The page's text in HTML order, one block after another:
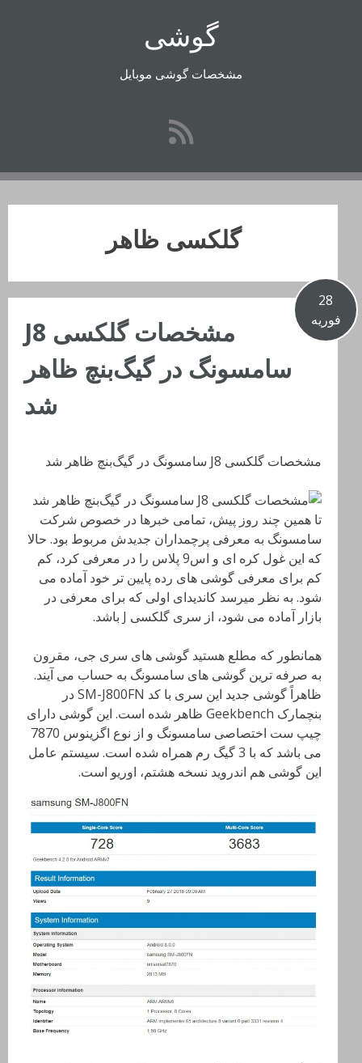
گوشی
مشخصات گوشی موبایل
گلکسی ظاهر
28
فوریه
مشخصات گلکسی J8
سامسونگ در گیگ‌بنچ ظاهر
شد
مشخصات گلکسی J8 سامسونگ در گیگ‌بنچ ظاهر شد
تا همین چند روز پیش، تمامی خبرها در خصوص شرکت
سامسونگ به معرفی پرچمداران جدیدش مربوط بود. حالا
که این غول کره ای و اس9 پلاس را در معرفی کرد، کم
کم برای معرفی گوشی های رده پایین تر خود آماده می
شود. به نظر میرسد کاندیدای اولی که برای معرفی در
بازار آماده می شود، از سری گلکسی J باشد.
همانطور که مطلع هستید گوشی های سری جی، مقرون
به صرفه ترین گوشی های سامسونگ به حساب می آیند.
ظاهراً گوشی جدید این سری با کد SM-J800FN در
بنچمارک Geekbench ظاهر شده است. این گوشی دارای
چیپ ست اختصاصی سامسونگ و از نوع اگزینوس 7870
می باشد که با 3 گیگ رم همراه شده است. سیستم عامل
این گوشی هم اندروید نسخه هشتم، اوریو است.